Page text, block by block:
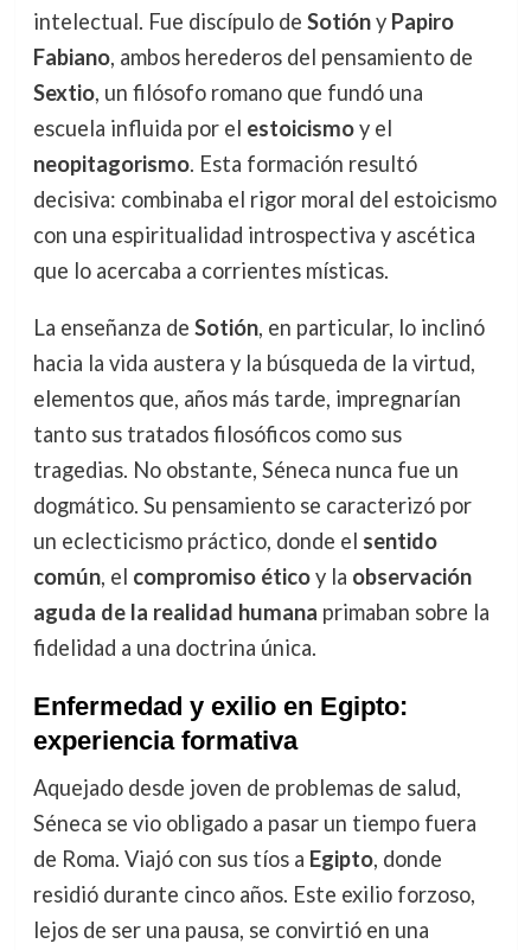
intelectual. Fue discípulo de Sotióny Papiro
Fabiano, ambos herederos del pensamiento de
Sextio, un filósofo romano que fundó una
escuela influida por el estoicismoy el
neopitagorismo. Esta formación resultó
decisiva: combinaba el rigor moral del estoicismo
con una espiritualidad introspectiva y ascética
que lo acercaba a corrientes místicas.
La enseñanza de Sotión, en particular, lo inclinó
hacia la vida austera y la búsqueda de la virtud,
elementos que, años más tarde, impregnarían
tanto sus tratados filosóficos como sus
tragedias. No obstante, Séneca nunca fue un
dogmático. Su pensamiento se caracterizó por
un eclecticismo práctico, donde el sentido
común, el compromiso éticoy la observación
aguda de la realidad humana primaban sobre la
fidelidad a una doctrina única.
Enfermedad y exilio en Egipto:
experiencia formativa
Aquejado desde joven de problemas de salud,
Séneca se vio obligado a pasar un tiempo fuera
de Roma. Viajó con sus tíos a Egipto, donde
residió durante cinco años. Este exilio forzoso,
lejos de ser una pausa, se convirtió en una